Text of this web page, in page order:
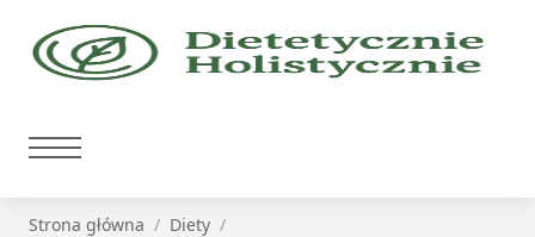
Strona główna
Diety